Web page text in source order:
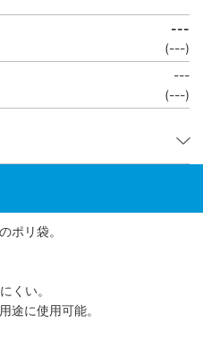
---
(---)
---
(---)
ポリ袋。
くい。
途に使用可能。